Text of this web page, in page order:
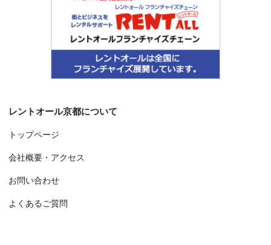
レントオール京都について
トップページ
会社概要・アクセス
お問い合わせ
よくあるご質問